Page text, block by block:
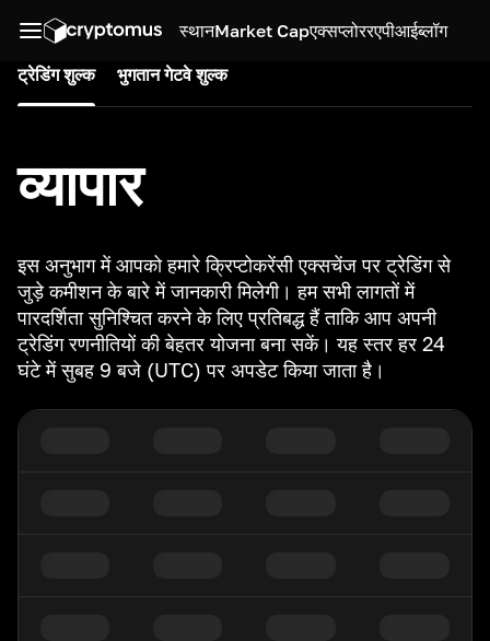
स्थानMarket Capएक्सप्लोररएपीआईब्लॉग
ट्रेडिंग शुल्क
भुगतान गेटवे शुल्क
व्यापार
इस अनुभाग में आपको हमारे क्रिप्टोकरेंसी एक्सचेंज पर ट्रेडिंग से
जुड़े कमीशन के बारे में जानकारी मिलेगी। हम सभी लागतों में
पारदर्शिता सुनिश्चित करने के लिए प्रतिबद्ध हैं ताकि आप अपनी
ट्रेडिंग रणनीतियों की बेहतर योजना बना सकें। यह स्तर हर 24
घंटे में सुबह 9 बजे (UTC) पर अपडेट किया जाता है।